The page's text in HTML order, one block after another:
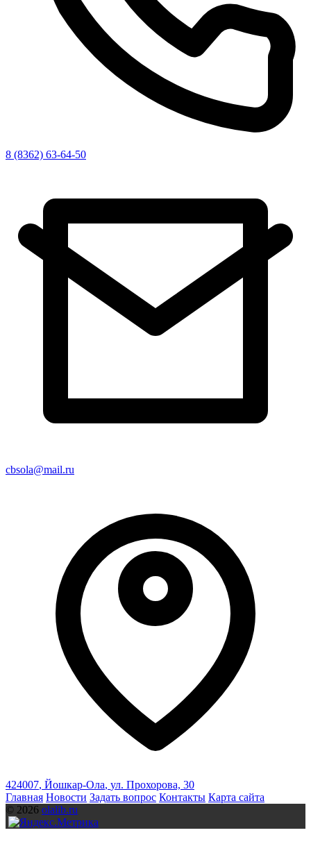
8 (8362) 63-64-50
cbsola@mail.ru
424007, Йошкар-Ола, ул. Прохорова, 30
Главная Новости Задать вопрос Контакты Карта сайта
© 2026 olalib.ru